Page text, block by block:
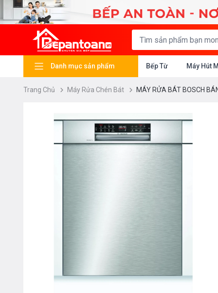
Danh mục sản phẩm Bếp Từ Máy Hút
Trang Chủ Máy Rửa Chén Bát MÁY RỬA BÁT BOSCH